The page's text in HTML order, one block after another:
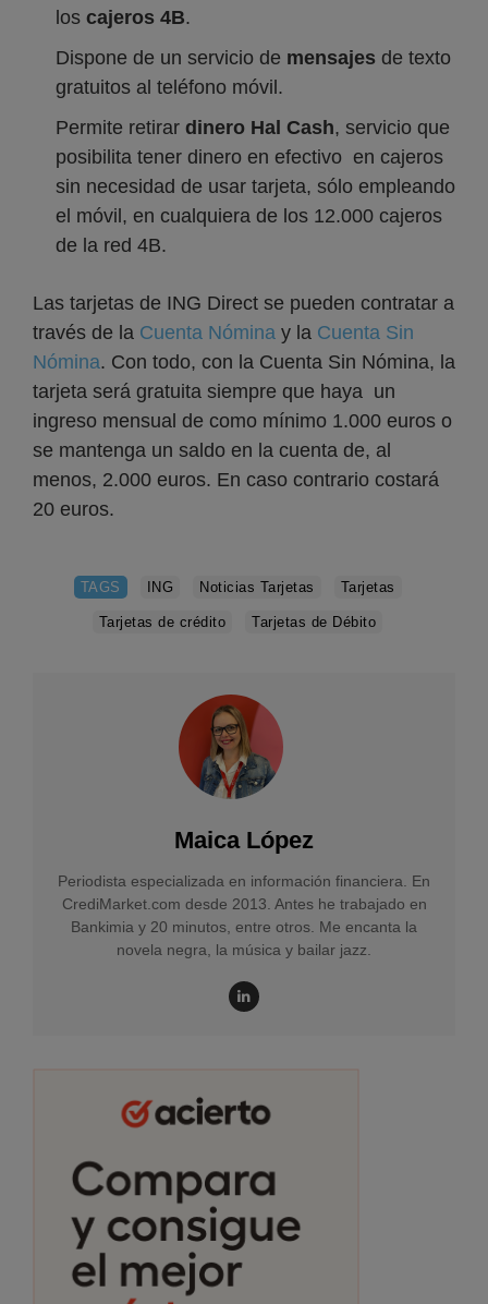
los cajeros 4B.
Dispone de un servicio de mensajes de texto
gratuitos al teléfono móvil.
Permite retirar dinero Hal Cash, servicio que
posibilita tener dinero en efectivo en cajeros
sin necesidad de usar tarjeta, sólo empleando
el móvil, en cualquiera de los 12.000 cajeros
de la red 4B.
Las tarjetas de ING Direct se pueden contratar a
través de la Cuenta Nómina y la Cuenta Sin
Nómina. Con todo, con la Cuenta Sin Nómina, la
tarjeta será gratuita siempre que haya un
ingreso mensual de como mínimo 1.000 euros o
se mantenga un saldo en la cuenta de, al
menos, 2.000 euros. En caso contrario costará
20 euros.
TAGS ING Noticias Tarjetas Tarjetas
Tarjetas de crédito Tarjetas de Débito
Maica López
Periodista especializada en información financiera. En
CrediMarket.com desde 2013. Antes he trabajado en
Bankimia y 20 minutos, entre otros. Me encanta la
novela negra, la música y bailar jazz.